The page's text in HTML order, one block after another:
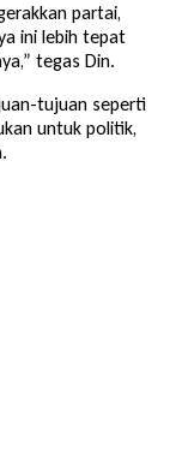
partai,
ini lebih tepat
tegas Din.
tujuan seperti
untuk politik,